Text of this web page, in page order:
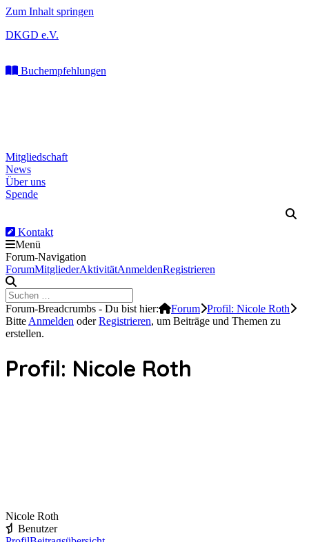
Zum Inhalt springen
DKGD e.V.
Buchempfehlungen
Mitgliedschaft
News
Über uns
Spende
Kontakt
Menü
Forum-Navigation
ForumMitgliederAktivitätAnmeldenRegistrieren
Forum-Breadcrumbs - Du bist hier: Forum Profil: Nicole Roth
Bitte Anmelden oderRegistrieren, um Beiträge und Themen zu
erstellen.
Profil: Nicole Roth
Nicole Roth
Benutzer